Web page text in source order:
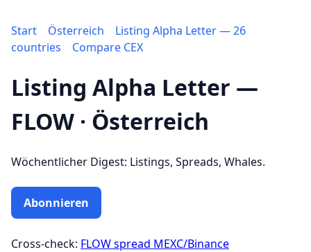
Start Österreich
Listing Alpha Letter — 26
countries
Compare CEX
Listing Alpha Letter —
FLOW · Österreich
Wöchentlicher Digest: Listings, Spreads, Whales.
Abonnieren
Cross-check: FLOW spread MEXC/Binance